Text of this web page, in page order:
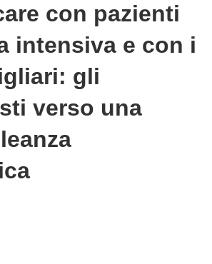
con pazienti
intensiva e con i
gli
verso una